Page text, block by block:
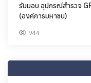
รับมอบ อุปกรณ์สำรวจ
(องค์การมหาชน)
944